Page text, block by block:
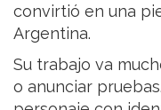
convirtió en una
Argentina.
Su trabajo va
o anunciar